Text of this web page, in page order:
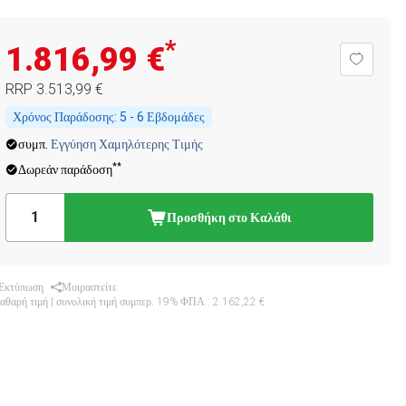
1.816,99 €*
RRP 3.513,99 €
Χρόνος Παράδοσης: 5 - 6 Εβδομάδες
συμπ. Εγγύηση Χαμηλότερης Τιμής
Δωρεάν παράδοση**
Προσθήκη στο Καλάθι
Μοιραστείτε
τιμή | συνολική τιμή συμπερ. 19% ΦΠΑ.: 2.162,22 €